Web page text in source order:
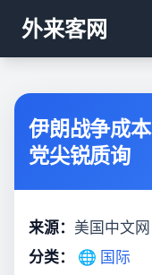
外来客网
伊朗战争成
党尖锐质询
来源： 美国中文网
分类：
🌐 国际